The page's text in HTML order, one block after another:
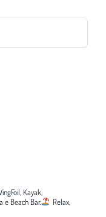
Kayak,
e Beach Bar.
Relax,